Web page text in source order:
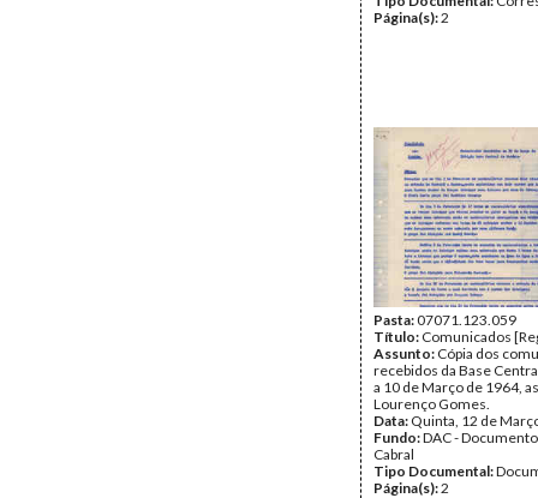
Página(s):2
Pasta:07071.123.059
Título: Comunicados
Assunto: Cópia dos
recebidos da Base
a 10 de Março de 1964,
Lourenço Gomes.
Data: Quinta, 12 de
Fundo:DAC -
Cabral
Tipo Documental:
Página(s):2